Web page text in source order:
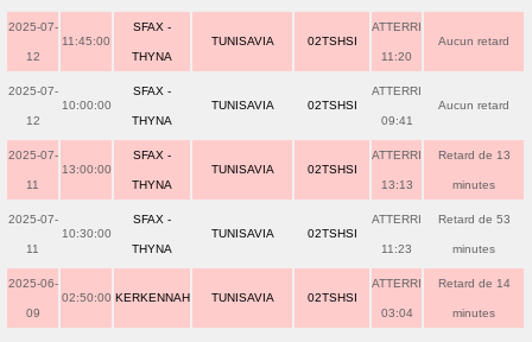
2025-07-
12
11:45:00
SFAX -
THYNA
TUNISAVIA 02TSHSI
ATTERRI
11:20
Aucun retard
2025-07-
12
10:00:00
SFAX -
THYNA
TUNISAVIA 02TSHSI
ATTERRI
09:41
Aucun retard
2025-07-
11
13:00:00
SFAX -
THYNA
TUNISAVIA 02TSHSI
ATTERRI
13:13
Retard de 13
minutes
2025-07-
11
10:30:00
SFAX -
THYNA
TUNISAVIA 02TSHSI
ATTERRI
11:23
Retard de 53
minutes
2025-06-
09
02:50:00 KERKENNAH TUNISAVIA 02TSHSI
ATTERRI
03:04
Retard de 14
minutes